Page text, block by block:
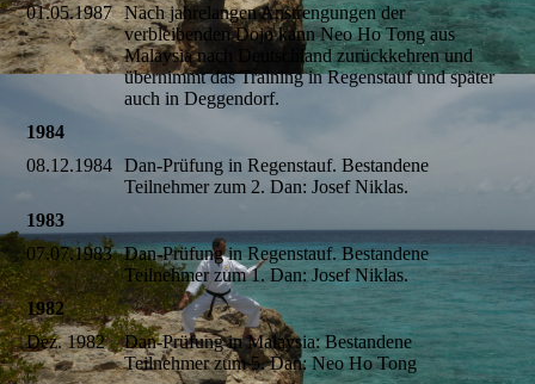
01.05.1987 Nach jahrelangen Anstrengungen der
verbleibenden Dojo kann Neo Ho Tong aus
Malaysia nach Deutschland zurückkehren und
übernimmt das Training in Regenstauf und später
auch in Deggendorf.
1984
08.12.1984
Dan-Prüfung in Regenstauf. Bestandene
Teilnehmer zum 2. Dan: Josef Niklas.
1983
07.07.1983 Dan-Prüfung in Regenstauf. Bestandene
Teilnehmer zum 1. Dan: Josef Niklas.
1982
Dez. 1982
Dan-Prüfung in Malaysia: Bestandene
Teilnehmer zum 5. Dan: Neo Ho Tong